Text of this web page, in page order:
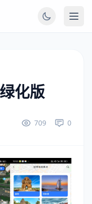
化版
709 0